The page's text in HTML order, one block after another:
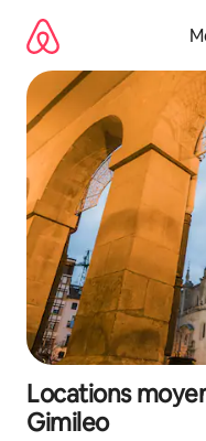
directement
contenu
Locations
Gimileo